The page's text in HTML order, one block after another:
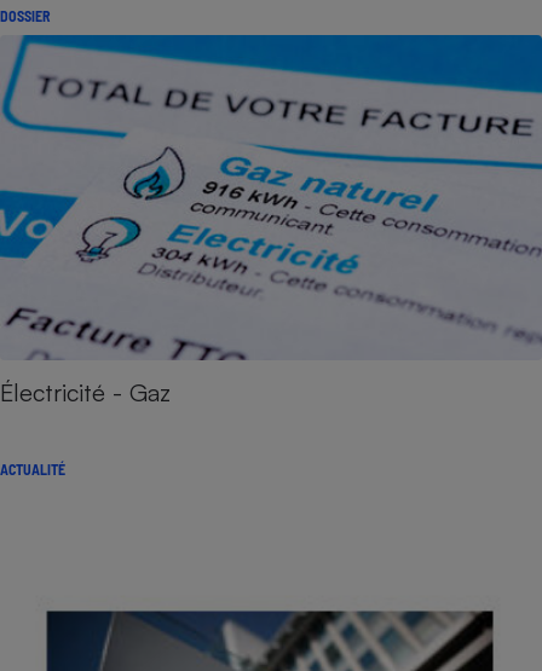
DOSSIER
Électricité - Gaz
ACTUALITÉ